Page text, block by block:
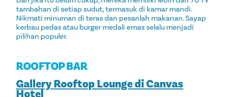
tambahan di setiap sudut, termasuk di kamar mandi.
Nikmati minuman di teras dan pesanlah makanan. Sayap
kerbau pedas atau burger medali emas selalu menjadi
pilihan populer.
ROOFTOP BAR
Gallery Rooftop Lounge di Canvas
Hotel